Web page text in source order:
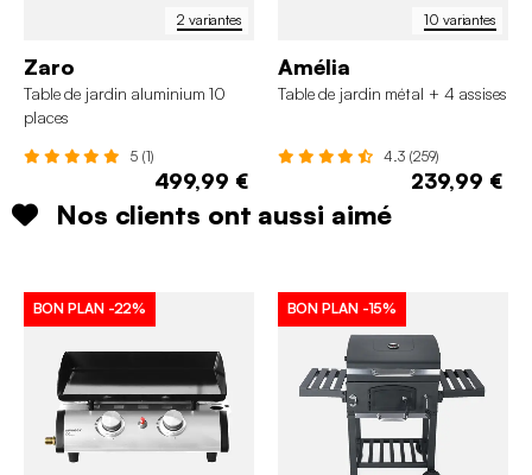
2 variantes
Zaro
Table de jardin aluminium 10
places
5 (1)
499,99 €
10 variantes
Amélia
Table de jardin métal + 4 assises
4.3 (259)
239,99 €
Nos clients ont aussi aimé
BON PLAN -22% BON PLAN -15%